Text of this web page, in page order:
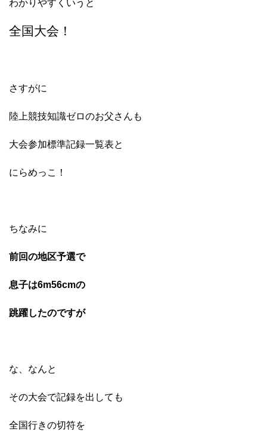
わかりやすくいうと
全国大会！
さすがに
陸上競技知識ゼロのお父さんも
大会参加標準記録一覧表と
にらめっこ！
ちなみに
前回の地区予選で
息子は6m56cmの
跳躍したのですが
な、なんと
その大会で記録を出しても
全国行きの切符を